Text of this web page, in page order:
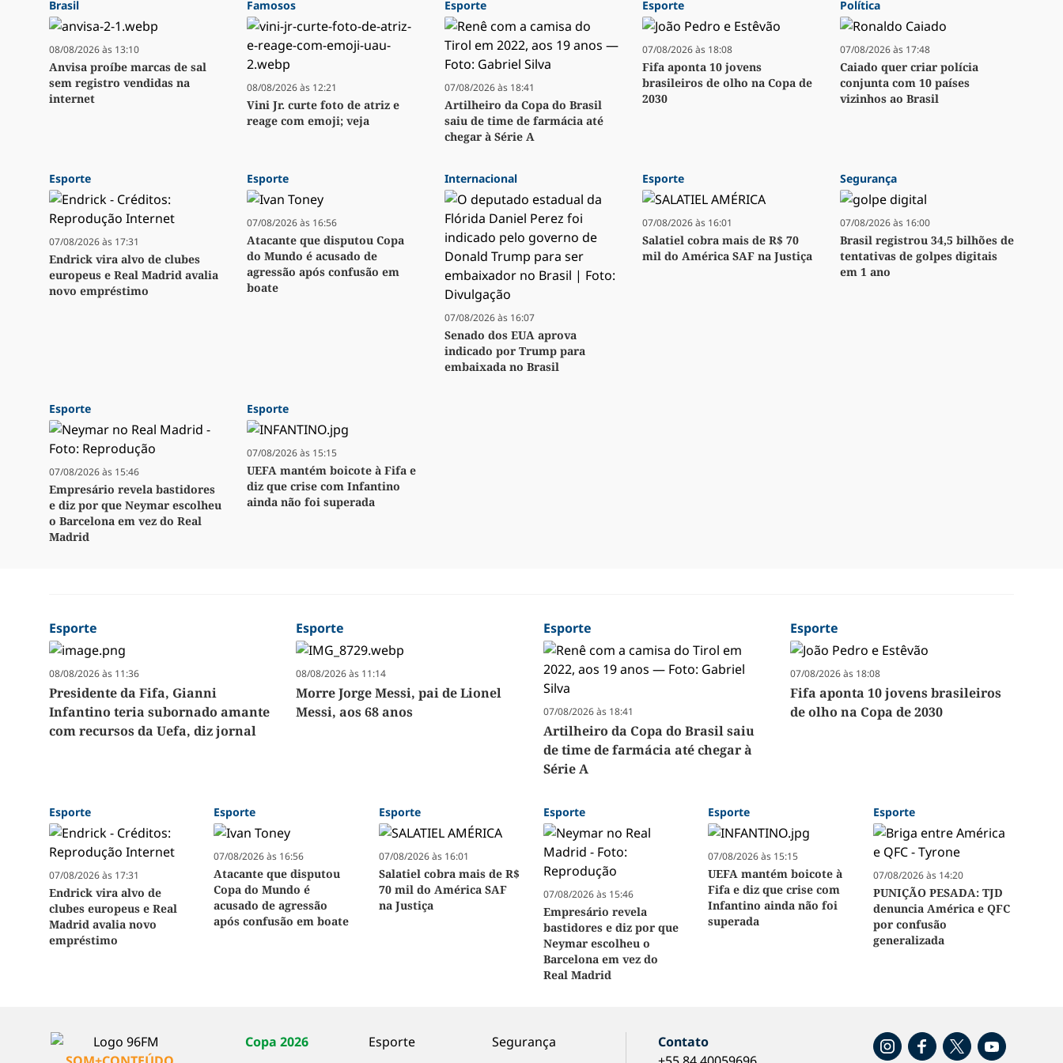
Brasil
08/08/2026 às 13:10
Anvisa proíbe marcas de sal
sem registro vendidas na
internet
Famosos
08/08/2026 às 12:21
Vini Jr. curte foto de atriz e
reage com emoji; veja
Esporte
07/08/2026 às 18:41
Artilheiro da Copa do Brasil
saiu de time de farmácia até
chegar à Série A
Esporte
07/08/2026 às 18:08
Fifa aponta 10 jovens
brasileiros de olho na Copa de
2030
Política
07/08/2026 às 17:48
Caiado quer criar polícia
conjunta com 10 países
vizinhos ao Brasil
Esporte
07/08/2026 às 17:31
Endrick vira alvo de clubes
europeus e Real Madrid avalia
novo empréstimo
Esporte
07/08/2026 às 16:56
Atacante que disputou Copa
do Mundo é acusado de
agressão após confusão em
boate
Internacional
07/08/2026 às 16:07
Senado dos EUA aprova
indicado por Trump para
embaixada no Brasil
Esporte
07/08/2026 às 16:01
Salatiel cobra mais de R$ 70
mil do América SAF na Justiça
Segurança
07/08/2026 às 16:00
Brasil registrou 34,5 bilhões de
tentativas de golpes digitais
em 1 ano
Esporte
07/08/2026 às 15:46
Empresário revela bastidores
e diz por que Neymar escolheu
o Barcelona em vez do Real
Madrid
Esporte
07/08/2026 às 15:15
UEFA mantém boicote à Fifa e
diz que crise com Infantino
ainda não foi superada
Esporte
08/08/2026 às 11:36
Presidente da Fifa, Gianni
Infantino teria subornado amante
com recursos da Uefa, diz jornal
Esporte
08/08/2026 às 11:14
Morre Jorge Messi, pai de Lionel
Messi, aos 68 anos
Esporte
07/08/2026 às 18:41
Artilheiro da Copa do Brasil saiu
de time de farmácia até chegar à
Série A
Esporte
07/08/2026 às 18:08
Fifa aponta 10 jovens brasileiros
de olho na Copa de 2030
Esporte
07/08/2026 às 17:31
Endrick vira alvo de
clubes europeus e Real
Madrid avalia novo
empréstimo
Esporte
07/08/2026 às 16:56
Atacante que disputou
Copa do Mundo é
acusado de agressão
após confusão em boate
Esporte
07/08/2026 às 16:01
Salatiel cobra mais de R$
70 mil do América SAF
na Justiça
Esporte
07/08/2026 às 15:46
Empresário revela
bastidores e diz por que
Neymar escolheu o
Barcelona em vez do
Real Madrid
Esporte
07/08/2026 às 15:15
UEFA mantém boicote à
Fifa e diz que crise com
Infantino ainda não foi
superada
Esporte
07/08/2026 às 14:20
PUNIÇÃO PESADA: TJD
denuncia América e QFC
por confusão
generalizada
Copa 2026
Esporte
Segurança
Contato